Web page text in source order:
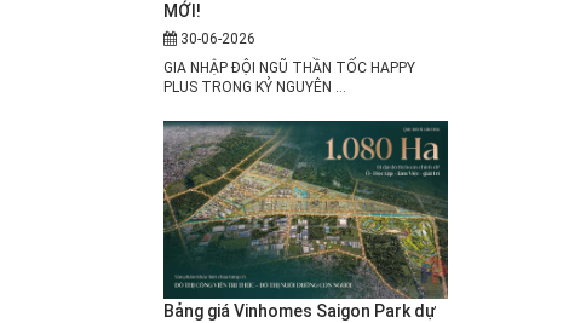
MỚI!
30-06-2026
GIA NHẬP ĐỘI NGŨ THẦN TỐC HAPPY
PLUS TRONG KỶ NGUYÊN ...
Bảng giá Vinhomes Saigon Park dự